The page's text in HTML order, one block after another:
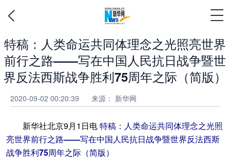
特稿：人类命运共同体理念之光照亮世界
前行之路——写在中国人民抗日战争暨世
界反法西斯战争胜利75周年之际（简版）
2020-09-02 00:20:39 来源： 新华网
新华社北京9月1日电特稿：人类命运共同体理念之光照
亮世界前行之路——写在中国人民抗日战争暨世界反法西斯
战争胜利75周年之际（简版）